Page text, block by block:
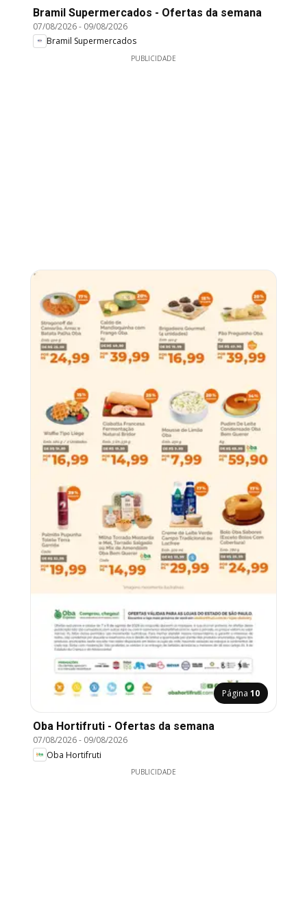
Bramil Supermercados - Ofertas da semana
07/08/2026- 09/08/2026
Bramil Supermercados
PUBLICIDADE
Página 10
Oba Hortifruti - Ofertas da semana
07/08/2026- 09/08/2026
Oba Hortifruti
PUBLICIDADE